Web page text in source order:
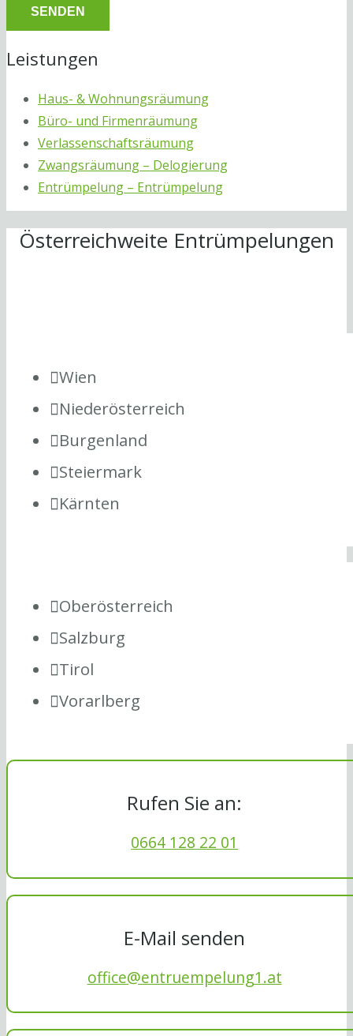
Leistungen
Haus- & Wohnungsräumung
Büro- und Firmenräumung
Verlassenschaftsräumung
Zwangsräumung – Delogierung
Entrümpelung – Entrümpelung
Österreichweite Entrümpelungen
Wien
Niederösterreich
Burgenland
Steiermark
Kärnten
Oberösterreich
Salzburg
Tirol
Vorarlberg
Rufen Sie an:
0664 128 22 01
E-Mail senden
office@entruempelung1.at